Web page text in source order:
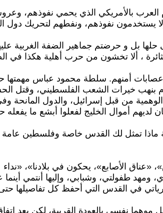
العرب بالأمريكي الذي يحمي نفوذهم،
يستخدمون نفوذهم، ونفطهم لتحريك دول
بل و حرضتم جماهير الضفة الغربية
، ألا تخشون من حرب أهلية هكذا في
عصابات أمنهم. سلطة محمود عباس مهمتها
بنهب خيرات الشعب الفلسطيني، وقتل
من قبل إسرائيل، والدول المانحة
لديهم أموال الخليج لفعلوا أبشع ما
تمثل لك القدس خاصة وفلسطين عامة
الأصابع»، يحكون في بلادنا»، «نداء
طفولتي، وشبابي، وإليها أنتمي
في القدس التي أحفظ كل تفاصيلها حتى
موهما نفسي بالعودة القريبة، لكن بعد